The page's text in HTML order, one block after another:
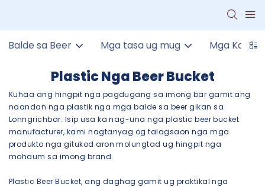
Balde sa Beer Mga tasa ug mug Mga
Plastic Nga Beer Bucket
Kuhaa ang hingpit nga pagdugang sa imong bar gamit ang
naandan nga plastik nga mga balde sa beer gikan sa
Lonngrichbar. Isip usa ka nag-una nga plastic beer bucket
manufacturer, kami nagtanyag og talagsaon nga mga
produkto nga gitukod aron molungtad ug hingpit nga
mohaum sa imong brand.
Plastic Beer Bucket, ang daghag gamit ug praktikal nga